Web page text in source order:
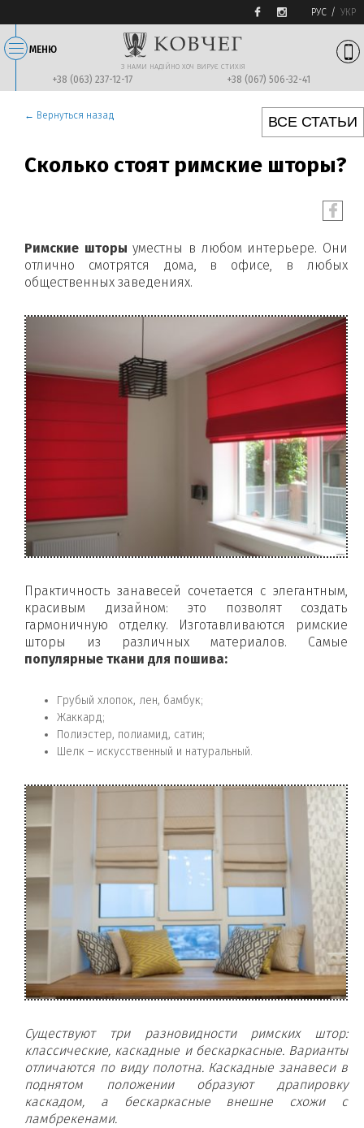
РУС УКР
МЕНЮ
З НАМИ НАДIЙНО ХОЧ ВИРУЄ СТИХIЯ
+38 (063) 237-12-17 +38 (067) 506-32-41
← Вернуться назад
Сколько стоят римские шторы?
Римские шторы уместны в любом интерьере. Они
отлично смотрятся дома, в офисе, в любых
общественных заведениях.
Практичность занавесей сочетается с элегантным,
красивым дизайном: это позволят создать
гармоничную отделку. Изготавливаются римские
шторы из различных материалов. Самые
популярные ткани для пошива:
Грубый хлопок, лен, бамбук;
Жаккард;
Полиэстер, полиамид, сатин;
Шелк – искусственный и натуральный.
Существуют три разновидности римских штор:
классические, каскадные и бескаркасные. Варианты
отличаются по виду полотна. Каскадные занавеси в
поднятом положении образуют драпировку
каскадом, а бескаркасные внешне схожи с
ламбрекенами.
ВСЕ СТАТЬИ